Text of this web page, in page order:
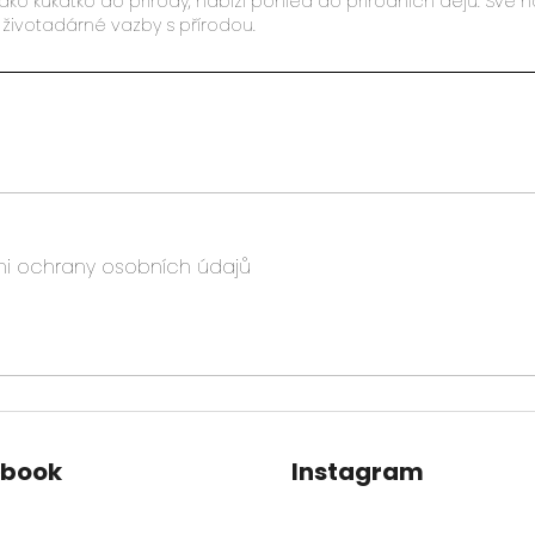
vazby s přírodou.
ochrany osobních údajů
Instagram